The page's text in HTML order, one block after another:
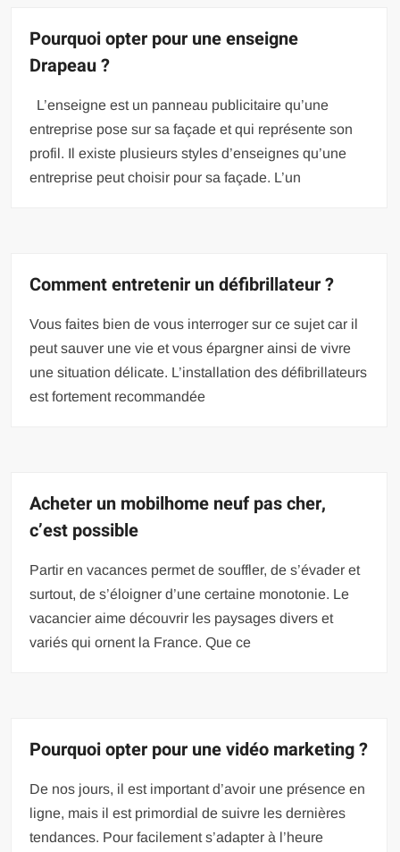
Pourquoi opter pour une enseigne
Drapeau ?
L’enseigne est un panneau publicitaire qu’une
entreprise pose sur sa façade et qui représente son
profil. Il existe plusieurs styles d’enseignes qu’une
entreprise peut choisir pour sa façade. L’un
Comment entretenir un défibrillateur ?
Vous faites bien de vous interroger sur ce sujet car il
peut sauver une vie et vous épargner ainsi de vivre
une situation délicate. L’installation des défibrillateurs
est fortement recommandée
Acheter un mobilhome neuf pas cher,
c’est possible
Partir en vacances permet de souffler, de s’évader et
surtout, de s’éloigner d’une certaine monotonie. Le
vacancier aime découvrir les paysages divers et
variés qui ornent la France. Que ce
Pourquoi opter pour une vidéo marketing ?
De nos jours, il est important d’avoir une présence en
ligne, mais il est primordial de suivre les dernières
tendances. Pour facilement s’adapter à l’heure